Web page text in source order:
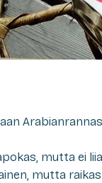
mutta ei
mutta